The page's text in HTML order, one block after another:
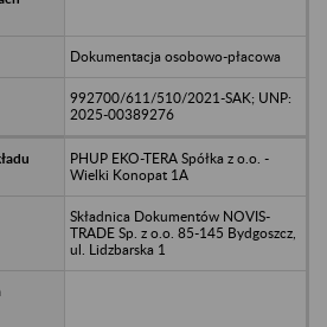
Dokumentacja osobowo-płacowa
992700/611/510/2021-SAK; UNP:
2025-00389276
PHUP EKO-TERA Spółka z o.o. -
Wielki Konopat 1A
Składnica Dokumentów NOVIS-
TRADE Sp. z o.o. 85-145 Bydgoszcz,
ul. Lidzbarska 1